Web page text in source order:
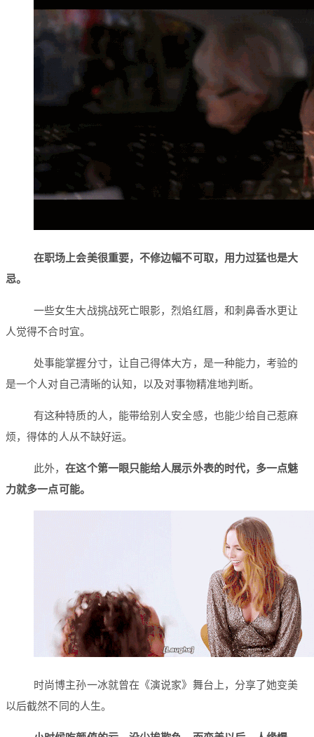
在职场上会美很重要，不修边幅不可取，用力过猛也是大
忌。
一些女生大战挑战死亡眼影，烈焰红唇，和刺鼻香水更让
人觉得不合时宜。
处事能掌握分寸，让自己得体大方，是一种能力，考验的
是一个人对自己清晰的认知，以及对事物精准地判断。
有这种特质的人，能带给别人安全感，也能少给自己惹麻
烦，得体的人从不缺好运。
此外，在这个第一眼只能给人展示外表的时代，多一点魅
力就多一点可能。
时尚博主孙一冰就曾在《演说家》舞台上，分享了她变美
以后截然不同的人生。